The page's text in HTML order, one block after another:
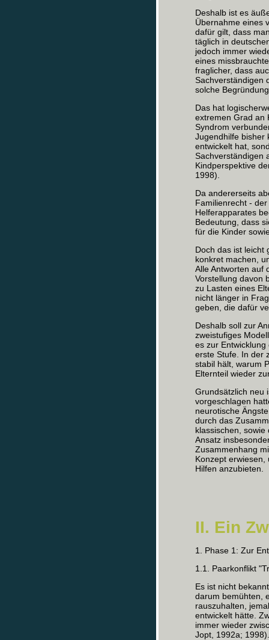
Deshalb ist es
Übernahme eines
dafür gilt, dass
täglich in
jedoch immer
eines
fraglicher, dass
Sachverständigen
solche
Das hat
extremen Grad an
Syndrom
Jugendhilfe bisher
entwickelt hat,
Sachverständigen
Kindperspektive
1998).
Da andererseits
Familienrecht -
Helferapparates
Bedeutung, dass
für die Kinder
Doch das ist leicht
konkret machen,
Alle Antworten auf
Vorstellung davon
zu Lasten eines
nicht länger in
geben, die dafür
Deshalb soll zur
zweistufiges
es zur
erste Stufe. In der
stabil hält, warum
Elternteil wieder
Grundsätzlich neu
vorgeschlagen
neurotische
durch das
klassischen,
Ansatz
Zusammenhang
Konzept
Hilfen anzubieten.
II. Ein
1. Phase 1: Zur
1.1. Paarkonflikt
Es ist nicht
darum bemühten,
rauszuhalten,
entwickelt hätte.
immer wieder
Jopt, 1992a; 1998).